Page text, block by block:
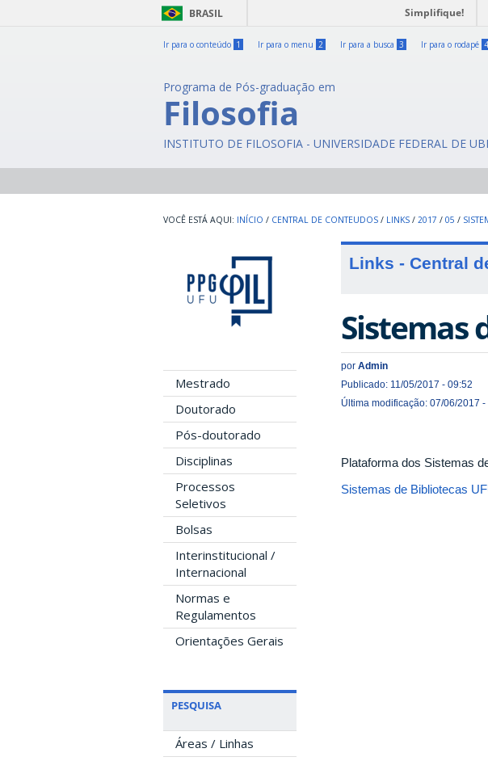
BRASIL Simplifique!
Ir para o conteúdo 1 Ir para o menu 2 Ir para a busca 3 Ir para o rodapé 4
Programa de Pós-graduação em
Filosofia
INSTITUTO DE FILOSOFIA - UNIVERSIDADE FEDERAL DE
INÍCIO / CENTRAL DE CONTEUDOS / LINKS / 2017 / 05 /
Mestrado
Doutorado
Pós-doutorado
Disciplinas
Processos
Seletivos
Bolsas
Interinstitucional /
Internacional
Normas e
Regulamentos
Orientações Gerais
PESQUISA
Áreas / Linhas
Links - Central
Sistemas
por Admin
Publicado: 11/05/2017 - 09:52
Última modificação: 07/06/2017 -
Plataforma dos Sistemas
Sistemas de Bibliotecas